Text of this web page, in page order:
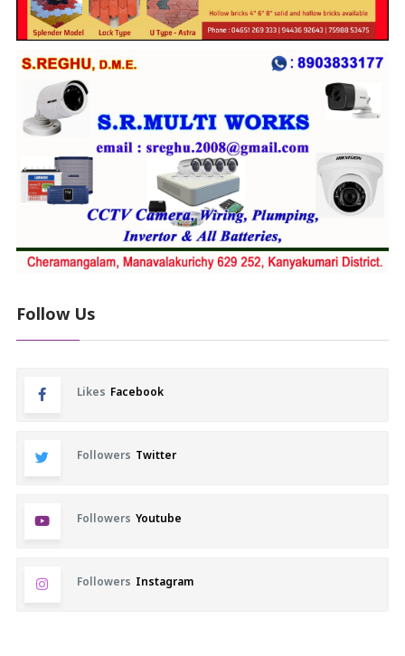
Follow Us
Likes Facebook
Followers Twitter
Followers Youtube
Followers Instagram